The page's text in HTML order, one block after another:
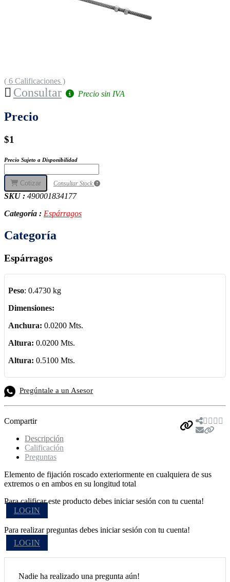
( 6 Calificaciones )
Consultar Precio sin IVA
Precio
$1
Precio Sujeto a Disponibilidad
Cotizar Consultar Stock
SKU : 490001834177
Categoría : Espárragos
Categoría
Espárragos
Peso: 0.4730 kg
Dimensiones:
Anchura: 0.0200 Mts.
Altura: 0.0200 Mts.
Altura: 0.5100 Mts.
Pregúntale a un Asesor
Compartir
Descripción
Calificación
Preguntas
Elemento de fijación roscado exteriormente en cualquiera de sus
extremos o en ambos en su longitud total
Para calificar este producto debes iniciar sesión con tu cuenta!
LOGIN
Para realizar preguntas debes iniciar sesión con tu cuenta!
LOGIN
Nadie ha realizado una pregunta aún!